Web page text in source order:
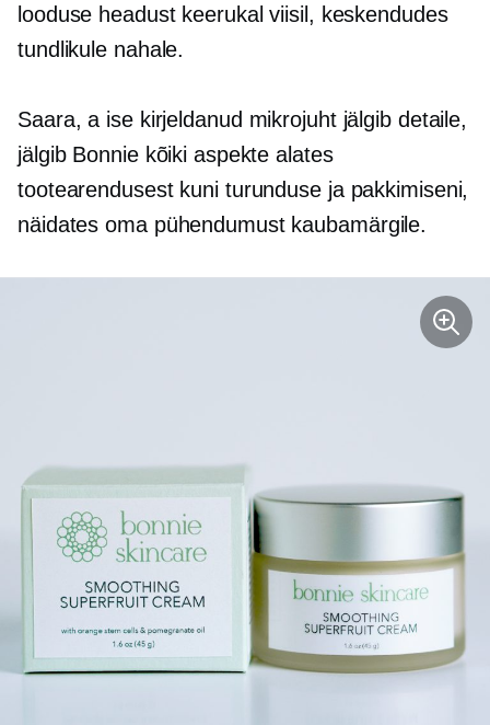
looduse headust keerukal viisil, keskendudes
tundlikule nahale.
Saara, a ise kirjeldanud mikrojuhtjälgib detaile,
jälgib Bonnie kõiki aspekte alates
tootearendusest kuni turunduse ja pakkimiseni,
näidates oma pühendumust kaubamärgile.